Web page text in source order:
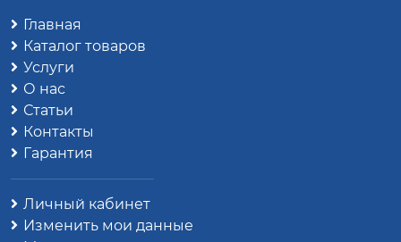
Главная
Каталог товаров
Услуги
О нас
Статьи
Контакты
Гарантия
Личный кабинет
Изменить мои данные